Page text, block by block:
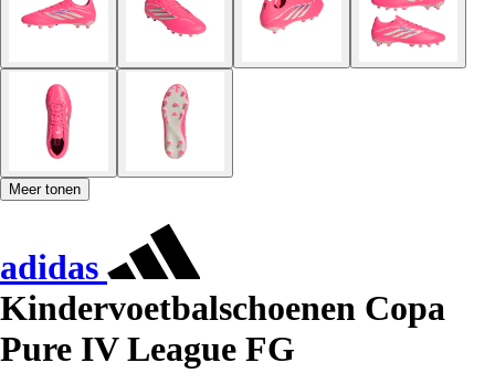
Meer tonen
adidas
Kindervoetbalschoenen Copa
Pure IV League FG